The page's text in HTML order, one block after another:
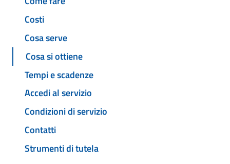
Costi
Cosa serve
Cosa si ottiene
Tempi e scadenze
Accedi al servizio
Condizioni di servizio
Contatti
Strumenti di tutela